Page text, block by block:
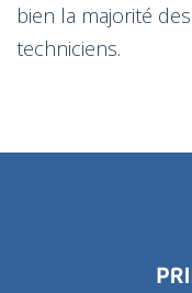
bien la majorité
techniciens.